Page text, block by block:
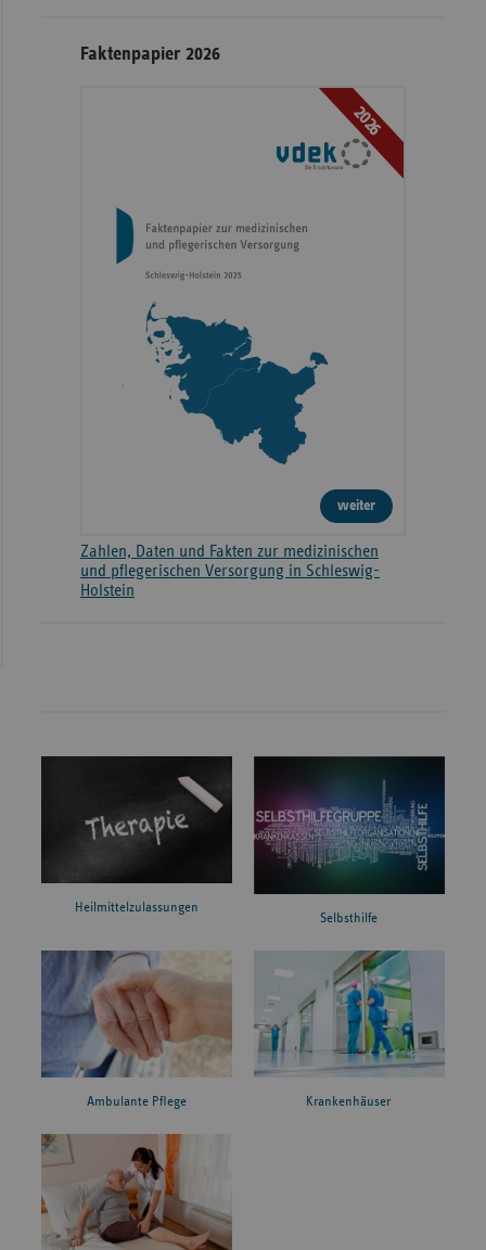
Faktenpapier 2026
2026
weiter
Zahlen, Daten und Fakten zur medizinischen
und pflegerischen Versorgung in Schleswig-
Holstein
Heilmittelzulassungen
Selbsthilfe
Ambulante Pflege Krankenhäuser